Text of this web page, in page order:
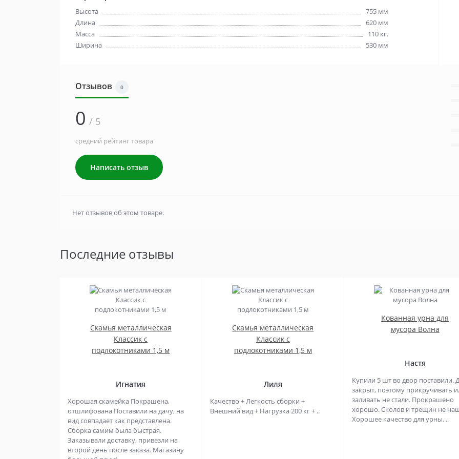
Высота
755 мм
Длина
620 мм
Масса
110 кг.
Ширина
530 мм
Отзывов 0
0 / 5
средний рейтинг товара
Написать отзыв
Нет отзывов об этом товаре.
Последние отзывы
Скамья металлическая
Классик с
подлокотниками 1,5 м
Игнатия
Хорошая скамейка Покрашена,
отшлифована Поставили на дачу, на
вид совпадает как представлена.
Сборка самим была быстрая.
Заказывали доставку, привезли на
второй день после заказа. Магазину
Скамья металлическая
Классик с
подлокотниками 1,5 м
Лиля
Качество + Легкость сборки +
Внешний вид + Нагрузка 200 кг + ..
Кованная урна для
мусора Волна
Настя
Купили 5 шт во двор поставили.
закрыт, поэтому прикручивать
заливать не стали. Прокрашено
хорошо. Сколов и трещин не
Хорошее качество для урны. ..